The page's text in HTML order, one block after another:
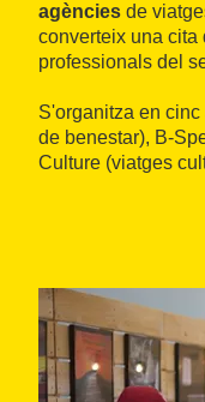
agències de
converteix una cita
professionals del
S'organitza en
de benestar), B-
Culture (viatges
(experiències